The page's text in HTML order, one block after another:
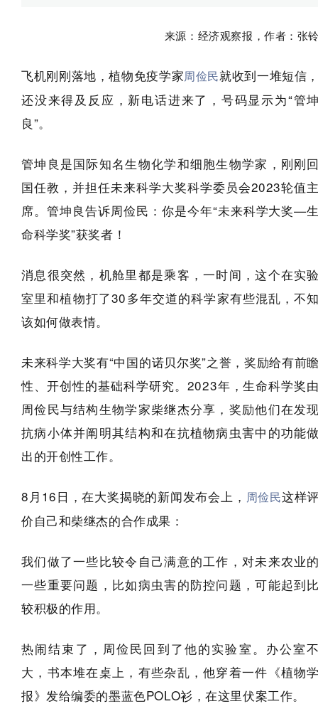
来源：经济观察报，作者：张
飞机刚刚落地，植物免疫学家周俭民就收到一堆短信
还没来得及反应，新电话进来了，号码显示为“管
良”。
管坤良是国际知名生物化学和细胞生物学家，刚刚
国任教，并担任未来科学大奖科学委员会2023轮值
席。管坤良告诉周俭民：你是今年“未来科学大奖—
命科学奖”获奖者！
消息很突然，机舱里都是乘客，一时间，这个在实
室里和植物打了30多年交道的科学家有些混乱，不
该如何做表情。
未来科学大奖有“中国的诺贝尔奖”之誉，奖励给有前
性、开创性的基础科学研究。2023年，生命科学奖
周俭民与结构生物学家柴继杰分享，奖励他们在发
抗病小体并阐明其结构和在抗植物病虫害中的功能
出的开创性工作。
8月16日，在大奖揭晓的新闻发布会上， 周俭民这样
价自己和柴继杰的合作成果：
我们做了一些比较令自己满意的工作，对未来农业
一些重要问题，比如病虫害的防控问题，可能起到
较积极的作用。
热闹结束了，周俭民回到了他的实验室。办公室
大，书本堆在桌上，有些杂乱，他穿着一件《植物
报》发给编委的墨蓝色POLO衫，在这里伏案工作。